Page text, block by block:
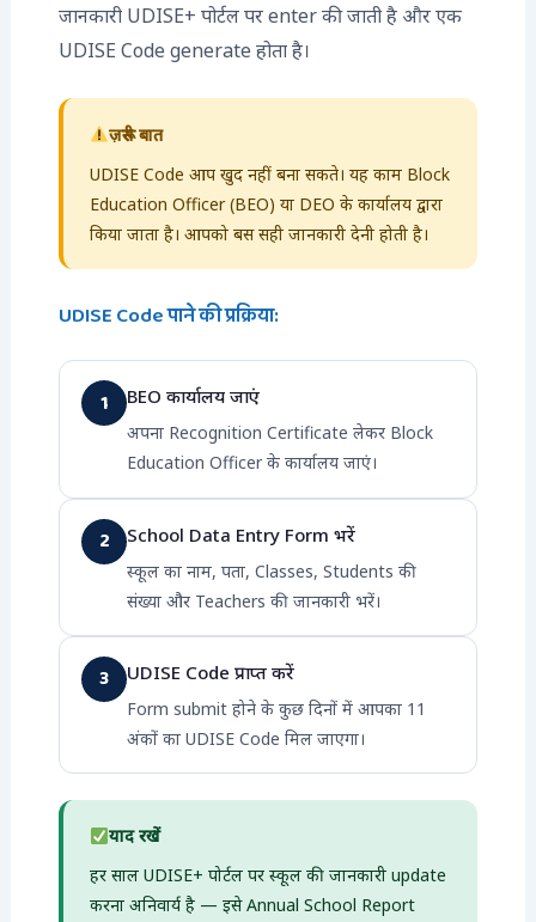
जानकारी UDISE+ पोर्टल पर enter की जाती है और एक
UDISE Code generate होता है।
ज़रूरी बात
UDISE Code आप खुद नहीं बना सकते। यह काम Block
Education Officer (BEO) या DEO के कार्यालय द्वारा
किया जाता है। आपको बस सही जानकारी देनी होती है।
UDISE Code पाने की प्रक्रिया:
1 BEO कार्यालय जाएं
अपना Recognition Certificate लेकर Block
Education Officer के कार्यालय जाएं।
2 School Data Entry Form भरें
स्कूल का नाम, पता, Classes, Students की
संख्या और Teachers की जानकारी भरें।
3 UDISE Code प्राप्त करें
Form submit होने के कुछ दिनों में आपका 11
अंकों का UDISE Code मिल जाएगा।
याद रखें
हर साल UDISE+ पोर्टल पर स्कूल की जानकारी update
करना अनिवार्य है — इसे Annual School Report